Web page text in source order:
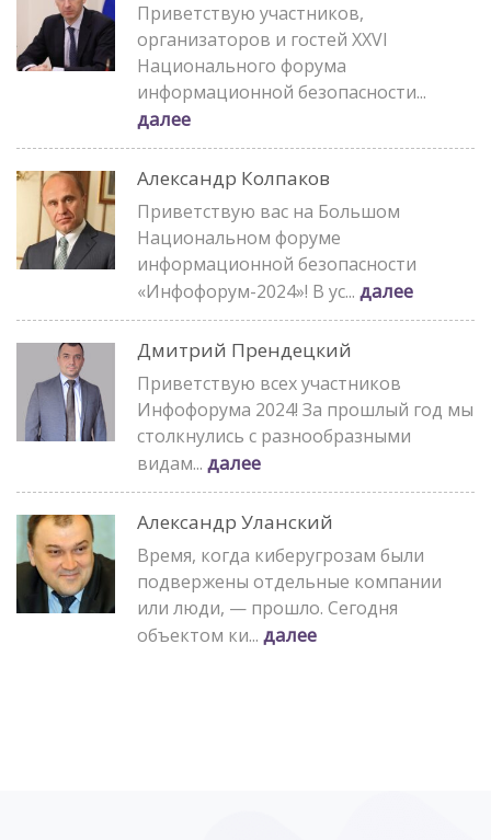
Приветствую участников,
организаторов и гостей XXVI
Национального форума
информационной безопасности...
далее
Александр Колпаков
Приветствую вас на Большом
Национальном форуме
информационной безопасности
«Инфофорум-2024»! В ус... далее
Дмитрий Прендецкий
Приветствую всех участников
Инфофорума 2024! За прошлый год мы
столкнулись с разнообразными
видам... далее
Александр Уланский
Время, когда киберугрозам были
подвержены отдельные компании
или люди, — прошло. Сегодня
объектом ки... далее